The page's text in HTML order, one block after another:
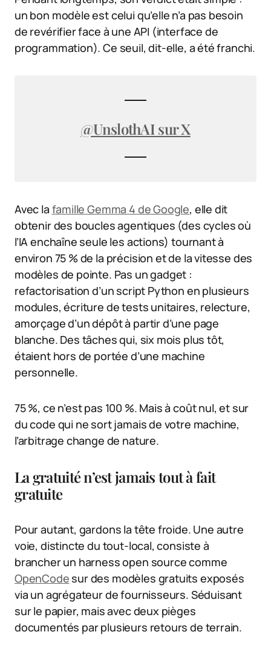
un bon modèle est celui qu’elle n’a pas besoin
de revérifier face à une API (interface de
programmation). Ce seuil, dit-elle, a été franchi.
@UnslothAI sur X
Avec la famille Gemma 4 de Google, elle dit
obtenir des boucles agentiques (des cycles où
l’IA enchaîne seule les actions) tournant à
environ 75 % de la précision et de la vitesse des
modèles de pointe. Pas un gadget :
refactorisation d’un script Python en plusieurs
modules, écriture de tests unitaires, relecture,
amorçage d’un dépôt à partir d’une page
blanche. Des tâches qui, six mois plus tôt,
étaient hors de portée d’une machine
personnelle.
75 %, ce n’est pas 100 %. Mais à coût nul, et sur
du code qui ne sort jamais de votre machine,
l’arbitrage change de nature.
La gratuité n’est jamais tout à fait
gratuite
Pour autant, gardons la tête froide. Une autre
voie, distincte du tout-local, consiste à
brancher un harness open source comme
OpenCodesur des modèles gratuits exposés
via un agrégateur de fournisseurs. Séduisant
sur le papier, mais avec deux pièges
documentés par plusieurs retours de terrain.